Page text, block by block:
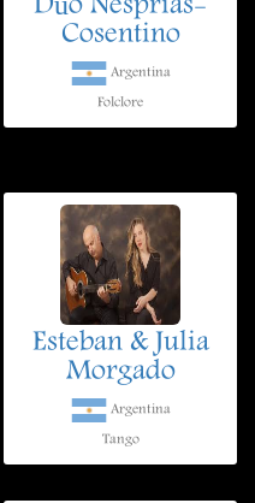
Cosentino
Argentina
Folclore
Esteban & Julia
Morgado
Argentina
Tango